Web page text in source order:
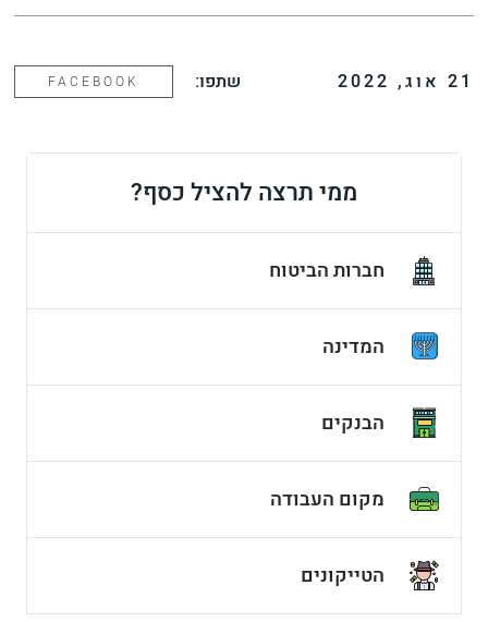
21 אוג,
2022 שתפו: FACEBOOK
ממי תרצה להציל כסף?
חברות הביטוח
המדינה
הבנקים
מקום העבודה
הטייקונים